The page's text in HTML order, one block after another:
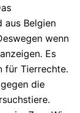
aus Belgien
wenn
Es
für Tierrechte.
die